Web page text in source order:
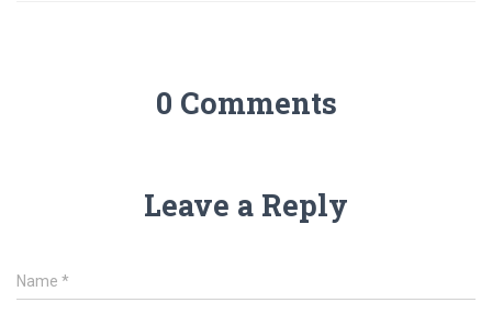
0 Comments
Leave a Reply
Name *